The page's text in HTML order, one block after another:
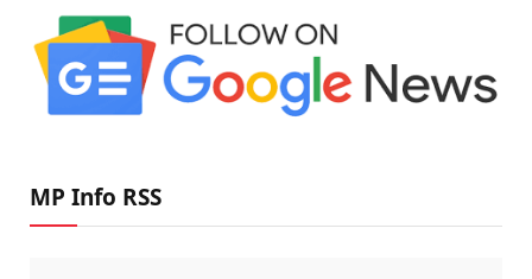
MP Info RSS